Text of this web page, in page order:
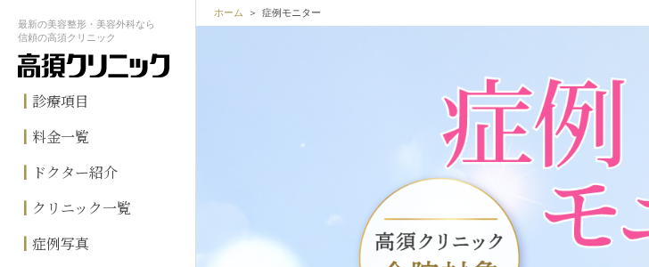
最新の美容整形・美容外科なら
信頼の高須クリニック
診療項目
料金一覧
ドクター紹介
クリニック一覧
症例写真
ホーム 症例モニター